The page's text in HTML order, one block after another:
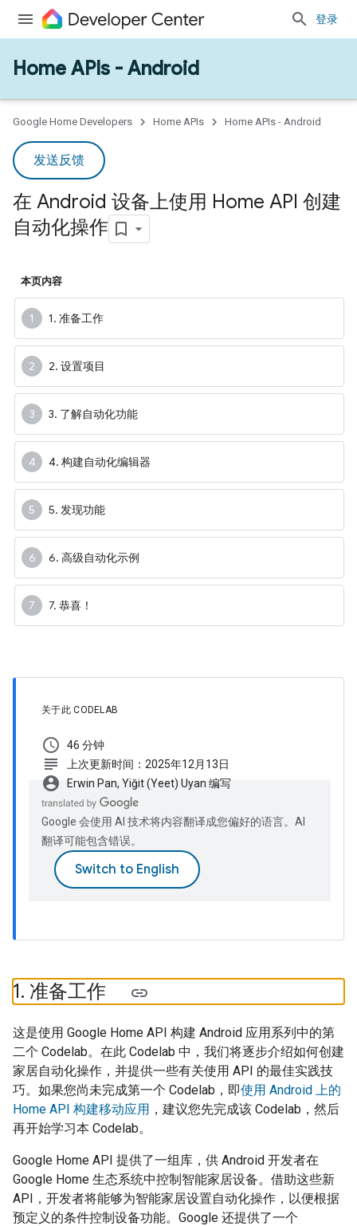
登录
Home APIs - Android
Google Home Developers Home APIs Home APIs - Android
发送反馈
在 Android 设备上使用 Home API 创建
自动化操作
本页内容
1. 准备工作
2. 设置项目
3. 了解自动化功能
4. 构建自动化编辑器
5. 发现功能
6. 高级自动化示例
7. 恭喜！
关于此 CODELAB
schedule 46 分钟
subject 上次更新时间：2025年12月13日
account_circle Erwin Pan, Yiğit (Yeet) Uyan 编写
Google 会使用 AI 技术将内容翻译成您偏好的语言。AI
翻译可能包含错误。
1. 准备工作
这是使用 Google Home API 构建 Android 应用系列中的第
二个 Codelab。在此 Codelab 中，我们将逐步介绍如何创建
家居自动化操作，并提供一些有关使用 API 的最佳实践技
巧。如果您尚未完成第一个 Codelab，即使用 Android 上的
Home API 构建移动应用 ，建议您先完成该 Codelab，然后
再开始学习本 Codelab。
Google Home API 提供了一组库，供 Android 开发者在
Google Home 生态系统中控制智能家居设备。借助这些新
API，开发者将能够为智能家居设置自动化操作，以便根据
预定义的条件控制设备功能。Google 还提供了一个